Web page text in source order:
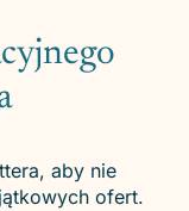
aby nie
ofert.